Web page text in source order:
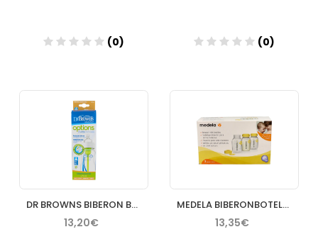
(0)
Añadir
(0)
DR BROWNS BIBERON BOCA ANCHA 270 ML
13,20€
MEDELA BIBERONBOTELLA 150 ML 3 U
13,35€